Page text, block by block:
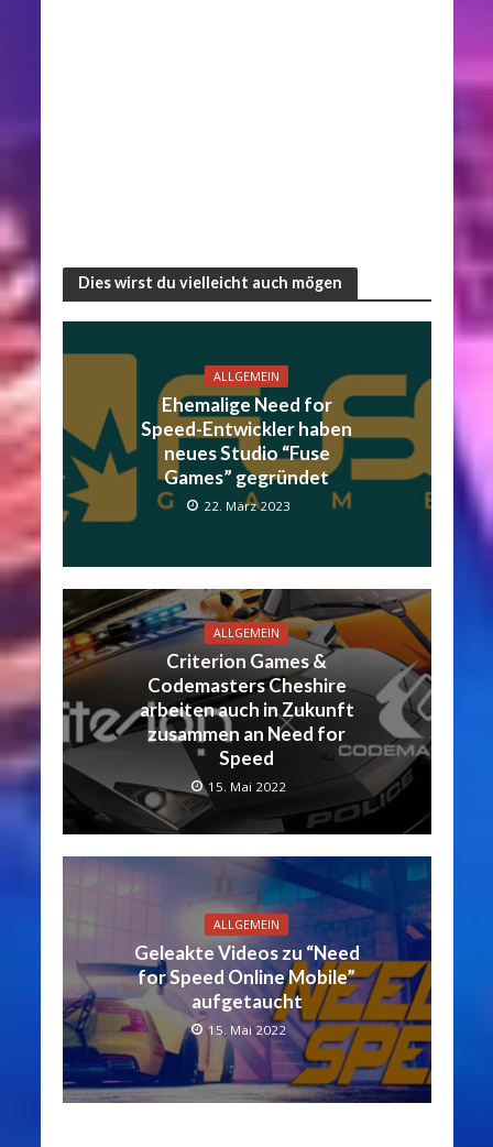
Dies wirst du vielleicht auch mögen
ALLGEMEIN
Ehemalige Need for
Speed-Entwickler haben
neues Studio “Fuse
Games” gegründet
22. März 2023
ALLGEMEIN
Criterion Games &
Codemasters Cheshire
arbeiten auch in Zukunft
zusammen an Need for
Speed
15. Mai 2022
ALLGEMEIN
Geleakte Videos zu “Need
for Speed Online Mobile”
aufgetaucht
15. Mai 2022